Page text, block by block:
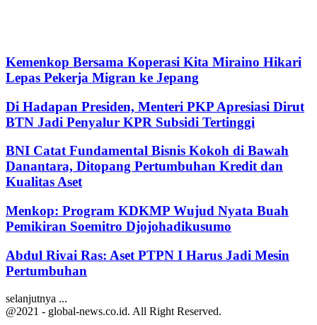
Kemenkop Bersama Koperasi Kita Miraino Hikari
Lepas Pekerja Migran ke Jepang
Di Hadapan Presiden, Menteri PKP Apresiasi Dirut
BTN Jadi Penyalur KPR Subsidi Tertinggi
BNI Catat Fundamental Bisnis Kokoh di Bawah
Danantara, Ditopang Pertumbuhan Kredit dan
Kualitas Aset
Menkop: Program KDKMP Wujud Nyata Buah
Pemikiran Soemitro Djojohadikusumo
Abdul Rivai Ras: Aset PTPN I Harus Jadi Mesin
Pertumbuhan
selanjutnya ...
@2021 - global-news.co.id. All Right Reserved.